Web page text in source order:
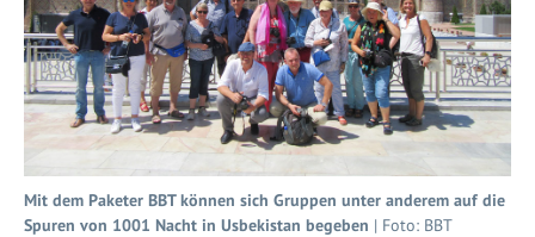
Mit dem Paketer BBT können sich Gruppen unter anderem auf die
Spuren von 1001 Nacht in Usbekistan begeben | Foto: BBT